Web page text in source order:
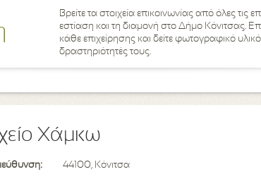
Βρείτε τα στοιχεία επικοινωνίας από όλες τις
εστίαση και τη διαμονή στο Δήμο Κόνιτσας.
κάθε επιχείρησης και δείτε φωτογραφικό
δραστηριότητές τους.
Χάμκω
44100, Κόνιτσα